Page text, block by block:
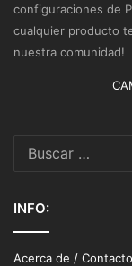
configuraciones de
cualquier producto
nuestra comunidad!
INFO:
Acerca de / Contacto